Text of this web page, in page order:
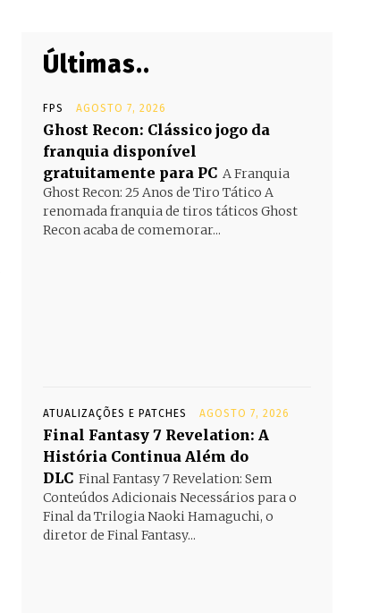
Últimas..
FPS AGOSTO 7, 2026
Ghost Recon: Clássico jogo da
franquia disponível
gratuitamente para PC A Franquia
Ghost Recon: 25 Anos de Tiro Tático A
renomada franquia de tiros táticos Ghost
Recon acaba de comemorar...
ATUALIZAÇÕES E PATCHES AGOSTO 7, 2026
Final Fantasy 7 Revelation: A
História Continua Além do
DLC Final Fantasy 7 Revelation: Sem
Conteúdos Adicionais Necessários para o
Final da Trilogia Naoki Hamaguchi, o
diretor de Final Fantasy...